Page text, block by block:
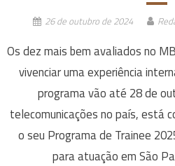
26 de outubro de 2024
Os dez mais bem avaliados no
vivenciar uma experiência
programa vão até 28 de
telecomunicações no país, está
o seu Programa de Trainee
para atuação em São